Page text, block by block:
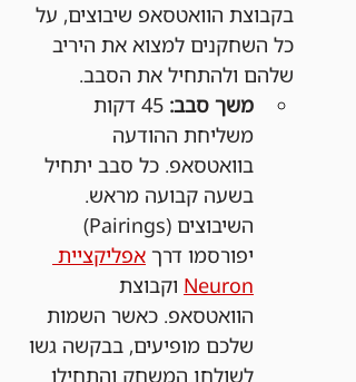
בקבוצת הוואטסאפ שיבוצים, על
כל השחקנים למצוא את היריב
שלהם ולהתחיל את הסבב.
משך סבב:
45 דקות
משליחת ההודעה
בוואטסאפ. כל סבב יתחיל
בשעה קבועה מראש.
השיבוצים (Pairings)
יפורסמו דרך אפליקציית
Neuron וקבוצת
הוואטסאפ. כאשר השמות
שלכם מופיעים, בבקשה גשו
לשולחן המשחק והתחילו